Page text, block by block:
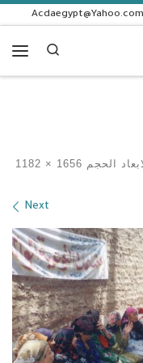
Skip to content
Acdaegypt@Yahoo.com
Search
الحجم
Next